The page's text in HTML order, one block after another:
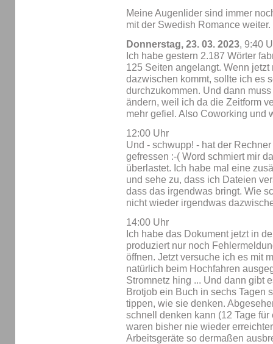
Meine Augenlider sind immer
mit der Swedish Romance weiter.
Donnerstag, 23. 03. 2023, 9:40
Ich habe gestern 2.187 Wörter
125 Seiten angelangt. Wenn
dazwischen kommt, sollte ich es
durchzukommen. Und dann
ändern, weil ich da die Zeitform
mehr gefiel. Also Coworking und
12:00 Uhr
Und - schwupp! - hat der
gefressen :-( Word schmiert mir
überlastet. Ich habe mal eine
und sehe zu, dass ich Dateien
dass das irgendwas bringt. Wie
nicht wieder irgendwas
14:00 Uhr
Ich habe das Dokument jetzt in
produziert nur noch
öffnen. Jetzt versuche ich es mit
natürlich beim Hochfahren
Stromnetz hing ... Und dann gibt
Brotjob ein Buch in sechs Tagen
tippen, wie sie denken.
schnell denken kann (12 Tage
waren bisher nie wieder
Arbeitsgeräte so dermaßen